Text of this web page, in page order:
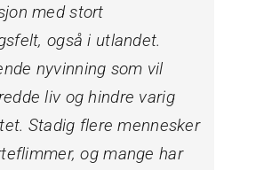
med stort
også i utlandet.
nyvinning som vil
liv og hindre varig
Stadig flere mennesker
og mange har